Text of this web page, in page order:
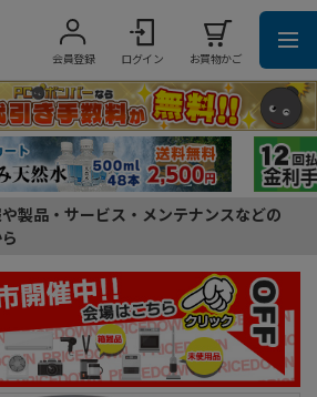
会員登録 ログイン お買物かご
製品・サービス・メンテナンスなどの